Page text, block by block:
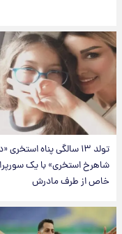
تولد ۱۳ سالگی پناه استخری
شاهرخ استخری» با یک سورپرایز
خاص از طرف مادرش